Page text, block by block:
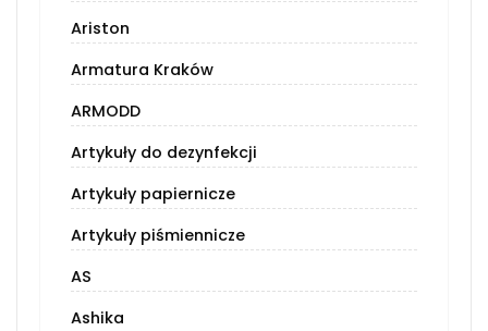
Ariston
Armatura Kraków
ARMODD
Artykuły do dezynfekcji
Artykuły papiernicze
Artykuły piśmiennicze
AS
Ashika